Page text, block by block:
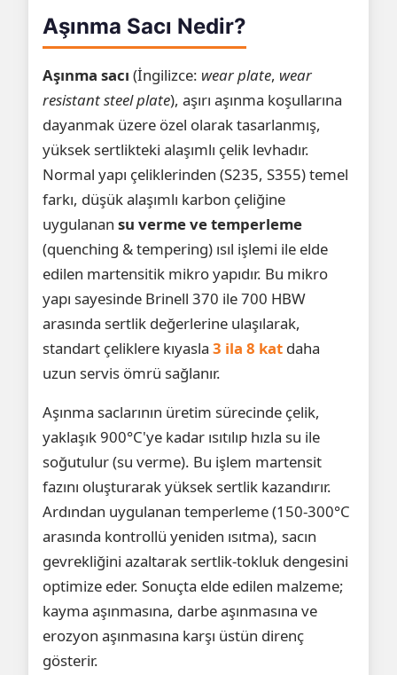
Aşınma Sacı Nedir?
Aşınma sacı (İngilizce: wear plate, wear
resistant steel plate), aşırı aşınma koşullarına
dayanmak üzere özel olarak tasarlanmış,
yüksek sertlikteki alaşımlı çelik levhadır.
Normal yapı çeliklerinden (S235, S355) temel
farkı, düşük alaşımlı karbon çeliğine
uygulanan su verme ve temperleme
(quenching & tempering) ısıl işlemi ile elde
edilen martensitik mikro yapıdır. Bu mikro
yapı sayesinde Brinell 370 ile 700 HBW
arasında sertlik değerlerine ulaşılarak,
standart çeliklere kıyasla 3 ila 8 kat daha
uzun servis ömrü sağlanır.
Aşınma saclarının üretim sürecinde çelik,
yaklaşık 900°C'ye kadar ısıtılıp hızla su ile
soğutulur (su verme). Bu işlem martensit
fazını oluşturarak yüksek sertlik kazandırır.
Ardından uygulanan temperleme (150-300°C
arasında kontrollü yeniden ısıtma), sacın
gevrekliğini azaltarak sertlik-tokluk dengesini
optimize eder. Sonuçta elde edilen malzeme;
kayma aşınmasına, darbe aşınmasına ve
erozyon aşınmasına karşı üstün direnç
gösterir.